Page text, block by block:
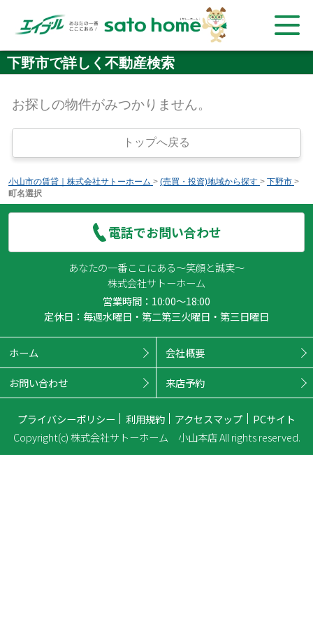
下野市で詳しく不動産検索
お探しの物件がみつかりません。
トップへ戻る
小山市の賃貸｜株式会社サトーホーム > (売買・投資)地域から探す > 下野市 >
町名選択
電話でお問い合わせ
あなたの一番ここにある～笑顔と誠実～
株式会社サトーホーム
営業時間：10:00～18:00
定休日：毎週水曜日・第二第三火曜日・第三日曜日
ホーム 会社概要
お問い合わせ 来店予約
プライバシーポリシー 利用規約 アクセスマップ
PCサイト
Copyright(c) 株式会社サトーホーム 小山本店 All rights reserved.